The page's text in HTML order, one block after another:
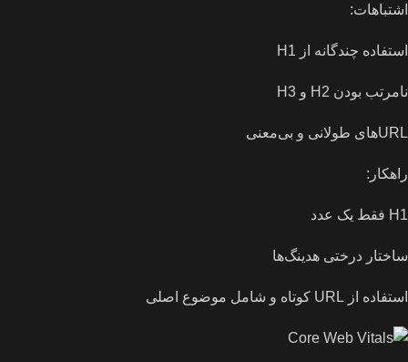
اشتباهات:
استفاده چندگانه از H1
نامرتب بودن H2 و H3
URLهای طولانی و بی‌معنی
راهکار:
H1 فقط یک عدد
ساختار درختی هدینگ‌ها
استفاده از URL کوتاه و شامل موضوع اصلی